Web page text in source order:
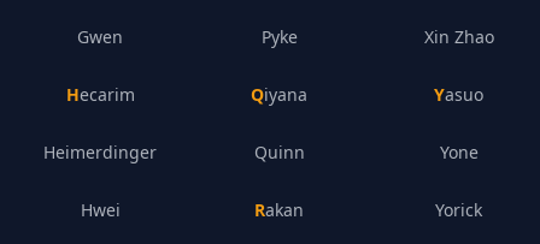
Gwen
Hecarim
Heimerdinger
Hwei
Pyke
Qiyana
Quinn
Rakan
Xin Zhao
Yasuo
Yone
Yorick